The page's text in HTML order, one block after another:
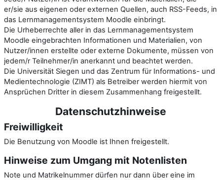
er/sie aus eigenen oder externen Quellen, auch RSS-Feeds, in
das Lernmanagementsystem Moodle einbringt.
Die Urheberrechte aller in das Lernmanagementsystem
Moodle eingebrachten Informationen und Materialien, von
Nutzer/innen erstellte oder externe Dokumente, müssen von
jedem/r Teilnehmer/in anerkannt und beachtet werden.
Die Universität Siegen und das Zentrum für Informations- und
Medientechnologie (ZIMT) als Betreiber werden hiermit von
Ansprüchen Dritter in diesem Zusammenhang freigestellt.
Datenschutzhinweise
Freiwilligkeit
Die Benutzung von Moodle ist Ihnen freigestellt.
Hinweise zum Umgang mit Notenlisten
Note und Matrikelnummer dürfen nur dann über eine im